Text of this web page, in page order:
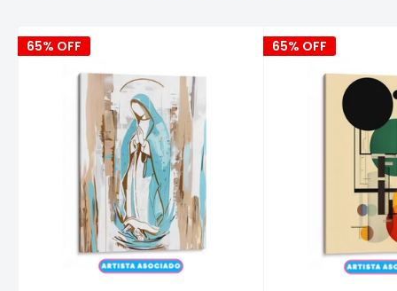
65% OFF 65% OFF